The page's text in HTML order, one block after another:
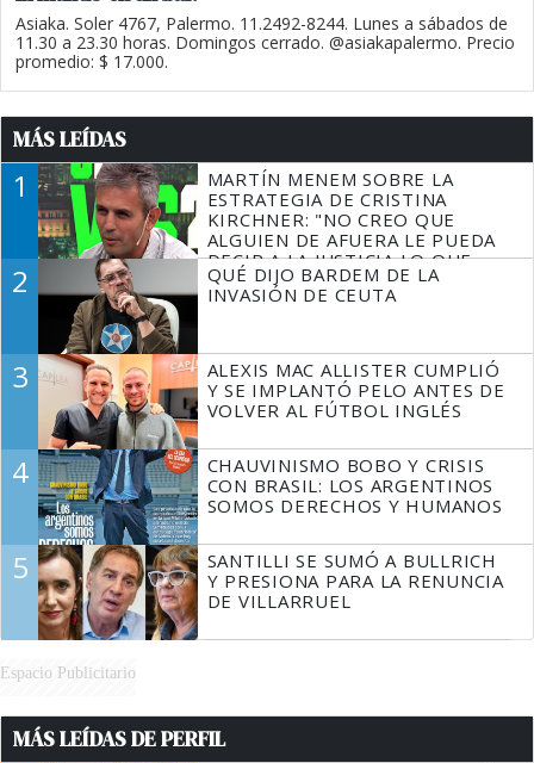
Asiaka. Soler 4767, Palermo. 11.2492-8244. Lunes a sábados de
11.30 a 23.30 horas. Domingos cerrado. @asiakapalermo. Precio
promedio: $ 17.000.
MÁS LEÍDAS
1
MARTÍN MENEM SOBRE LA
ESTRATEGIA DE CRISTINA
KIRCHNER: "NO CREO QUE
ALGUIEN DE AFUERA LE PUEDA
DECIR A LA JUSTICIA LO QUE
TIENE QUE HACER"
2
QUÉ DIJO BARDEM DE LA
INVASIÓN DE CEUTA
3
ALEXIS MAC ALLISTER CUMPLIÓ
Y SE IMPLANTÓ PELO ANTES DE
VOLVER AL FÚTBOL INGLÉS
4
CHAUVINISMO BOBO Y CRISIS
CON BRASIL: LOS ARGENTINOS
SOMOS DERECHOS Y HUMANOS
5
SANTILLI SE SUMÓ A BULLRICH
Y PRESIONA PARA LA RENUNCIA
DE VILLARRUEL
Espacio Publicitario
MÁS LEÍDAS DE PERFIL